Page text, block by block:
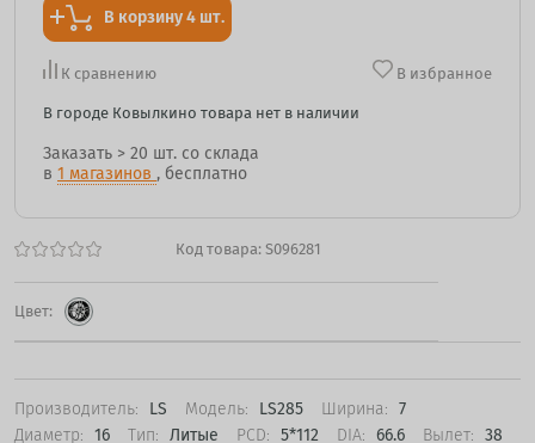
Код товара: S096281
Цвет:
Производитель: LS Модель: LS285 Ширина: 7
Диаметр: 16 Тип: Литые PCD: 5*112 DIA: 66.6 Вылет: 38
В корзину 4 шт.
К сравнению В избранное
В городе Ковылкино товара нет в наличии
Заказать > 20 шт. со склада
в 1 магазинов , бесплатно